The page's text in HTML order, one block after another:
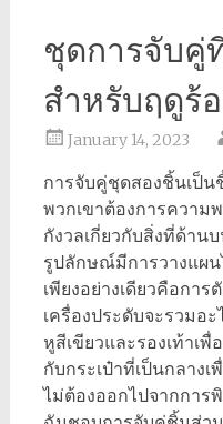
ชุดการจับคู่
สำหรับฤดูร้
January 14, 2023
การจับคู่ชุดสองชิ้นเป็
พวกเขาต้องการความ
กังวลเกี่ยวกับสิ่งที่ด้าน
รูปลักษณ์มีการวางแผ
เพียงอย่างเดียวคือการ
เครื่องประดับจะรวมอ
หูสีเขียวและรองเท้าเ
กับกระเป๋าที่เป็นกลาง
ไม่ต้องออกไปจากการ